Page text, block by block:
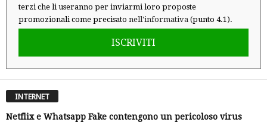
terzi che li useranno per inviarmi loro proposte
promozionali come precisato nell'informativa (punto 4.1).
ISCRIVITI
INTERNET
Netflix e Whatsapp Fake contengono un pericoloso virus